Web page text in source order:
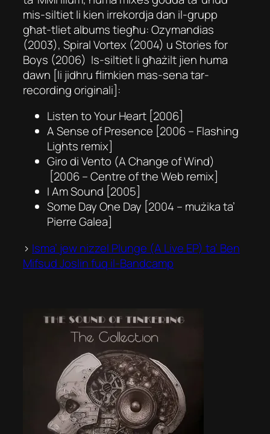
mis-siltiet li kien irrekordja dan il-grupp
għat-tliet albums tiegħu:Ozymandias
(2003), Spiral Vortex (2004) uStories for
Boys (2006) Is-siltiet li għażilt jien huma
dawn [li jidhru flimkien mas-sena tar-
recording originali]:
Listen to Your Heart [2006]
A Sense of Presence [2006 – Flashing
Lights remix]
Giro di Vento (A Change of Wind)
[2006–Centre of the Web remix]
I Am Sound [2005]
Some Day One Day [2004 – mużika ta’
Pierre Galea]
> Isma’ jew nizzel Plunge (A Live EP) ta’ Ben
Mifsud Joslin fuq il-Bandcamp